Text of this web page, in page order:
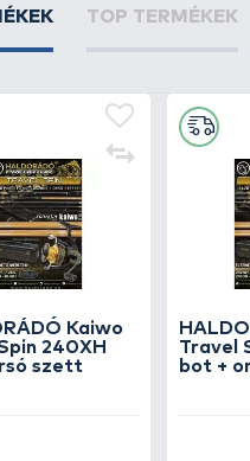
TOP TERMÉKEK
Kaiwo
240XH
szett
Travel
bot +